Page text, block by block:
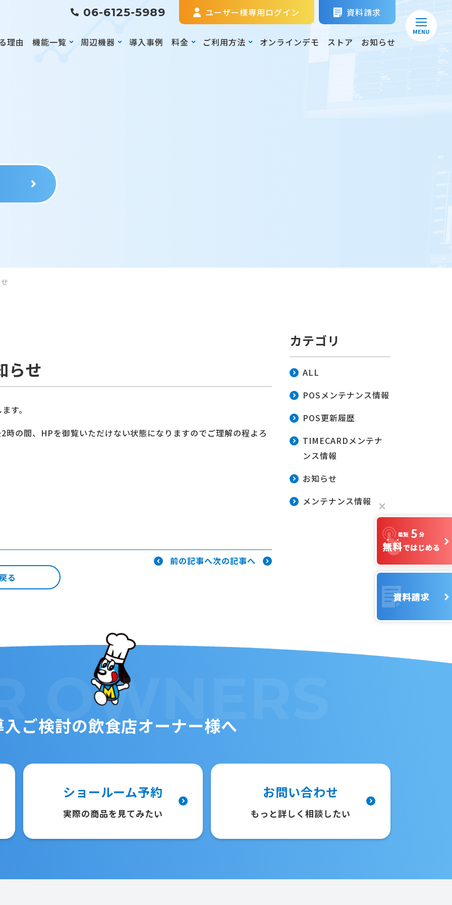
MENU
06-6125-5989 ユーザー様専用ログイン 資料請求
理由 機能一覧 周辺機器 導入事例 料金 ご利用方法 オンラインデモ ストア お知らせ
らせ
す。
の間、HPを御覧いただけない状態になりますのでご理解の程よろ
る
前の記事へ次の記事へ
カテゴリ
ALL
POSメンテナンス情報
POS更新履歴
TIMECARDメンテナ
ンス情報
お知らせ
メンテナンス情報
入ご検討の飲食店オーナー様へ
OWNERS
ショールーム予約
実際の商品を見てみたい
お問い合わせ
もっと詳しく相談したい